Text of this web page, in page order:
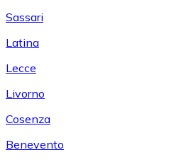
Sassari
Latina
Lecce
Livorno
Cosenza
Benevento